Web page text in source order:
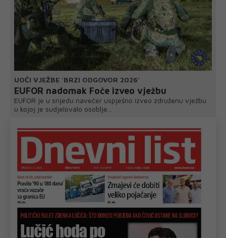
UOČI VJEŽBE 'BRZI ODGOVOR 2026'
EUFOR nadomak Foče izveo vježbu
EUFOR je u srijedu navečer uspješno izveo združenu vježbu
u kojoj je sudjelovalo osoblje...